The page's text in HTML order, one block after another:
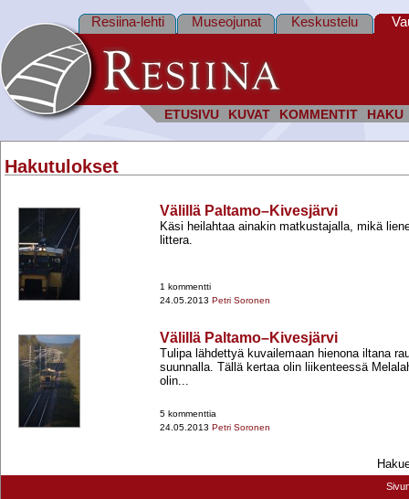
ETUSIVU KUVAT KOMMENTIT HAKU
Resiina-lehti Museojunat Keskustelu
Hakutulokset
Välillä Paltamo–Kivesjärvi
Käsi heilahtaa ainakin matkustajalla, mikä
littera.
1 kommentti
24.05.2013 Petri Soronen
Välillä Paltamo–Kivesjärvi
Tulipa lähdettyä kuvailemaan hienona iltana
suunnalla. Tällä kertaa olin liikenteessä
olin...
5 kommenttia
24.05.2013 Petri Soronen